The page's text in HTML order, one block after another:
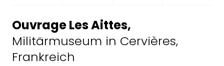
Ouvrage Les Aittes,
Militärmuseum in Cervières,
Frankreich